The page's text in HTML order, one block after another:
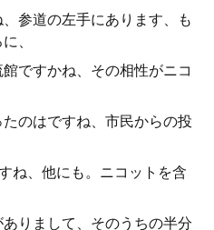
参道の左手にあります、も
、
ですかね、その相性がニコ
のはですね、市民からの投
ね、他にも。ニコットを含
りまして、そのうちの半分